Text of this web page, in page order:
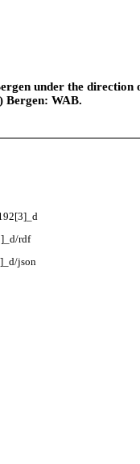
under the
Bergen: WAB.
rdf
json